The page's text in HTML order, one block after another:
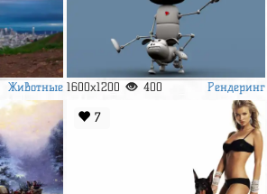
Животные 1600x1200 400 Рендеринг
7